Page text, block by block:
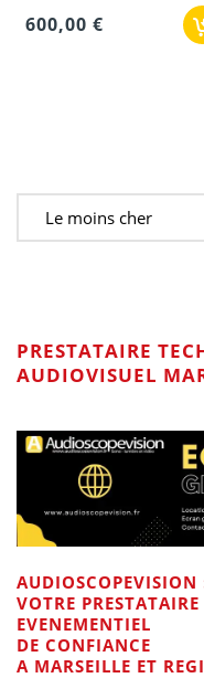
600,00 €
PRESTATAIRE
AUDIOVISUEL
AUDIOSCOPEVISION
VOTRE PRESTATAIRE
EVENEMENTIEL
DE CONFIANCE
A MARSEILLE ET